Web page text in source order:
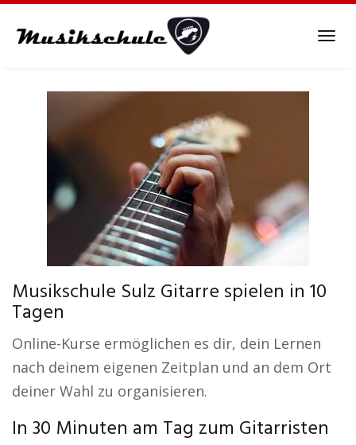
Musikschule Sulz Gitarre spielen in 10
Tagen
Online-Kurse ermöglichen es dir, dein Lernen
nach deinem eigenen Zeitplan und an dem Ort
deiner Wahl zu organisieren.
In 30 Minuten am Tag zum Gitarristen